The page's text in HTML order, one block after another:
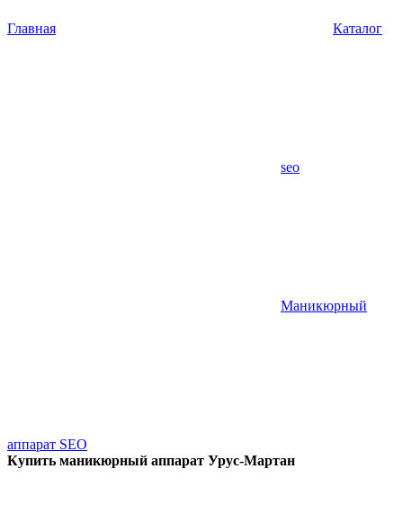
Главная Каталог
seo
Маникюрный
аппарат SEO
Купить маникюрный аппарат Урус-Мартан